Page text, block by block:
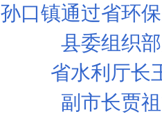
孙口镇通过省环
县委组织
省水利厅长
副市长贾